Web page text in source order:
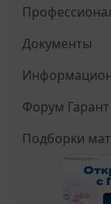
Документы
Форум Гарант
Подборки